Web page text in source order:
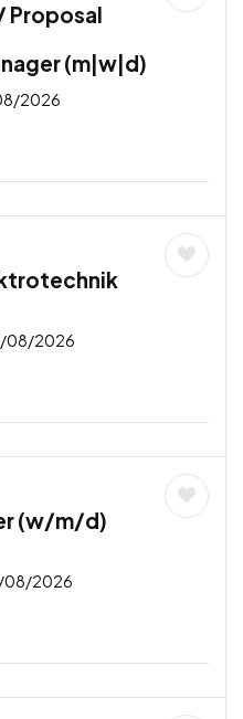
Proposal
(m|w|d)
2026
08/2026
(w/m/d)
2026